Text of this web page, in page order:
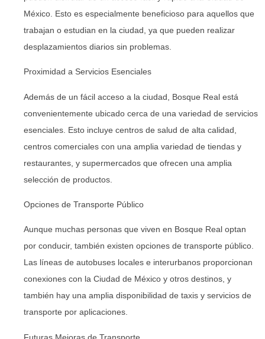
México. Esto es especialmente beneficioso para aquellos que
trabajan o estudian en la ciudad, ya que pueden realizar
desplazamientos diarios sin problemas.
Proximidad a Servicios Esenciales
Además de un fácil acceso a la ciudad, Bosque Real está
convenientemente ubicado cerca de una variedad de servicios
esenciales. Esto incluye centros de salud de alta calidad,
centros comerciales con una amplia variedad de tiendas y
restaurantes, y supermercados que ofrecen una amplia
selección de productos.
Opciones de Transporte Público
Aunque muchas personas que viven en Bosque Real optan
por conducir, también existen opciones de transporte público.
Las líneas de autobuses locales e interurbanos proporcionan
conexiones con la Ciudad de México y otros destinos, y
también hay una amplia disponibilidad de taxis y servicios de
transporte por aplicaciones.
Futuras Mejoras de Transporte